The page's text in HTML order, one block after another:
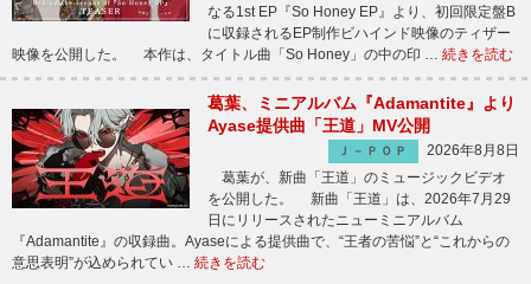
なる1st EP『So Honey EP』より、初回限定盤B
に収録されるEP制作ビハインド映像のティザー
映像を公開した。 本作は、タイトル曲「So Honey」の中の印 … 続きを読む
葛葉、ミニアルバム『Adamantite』より
Ayase提供曲「王道」MV公開
Ｊ－ＰＯＰ
2026年8月8日
葛葉が、新曲「王道」のミュージックビデオ
を公開した。 新曲「王道」は、2026年7月29
日にリリースされたニューミニアルバム
『Adamantite』の収録曲。Ayaseによる提供曲で、“王者の苦悩”と“これからの
意思表明”が込められてい … 続きを読む